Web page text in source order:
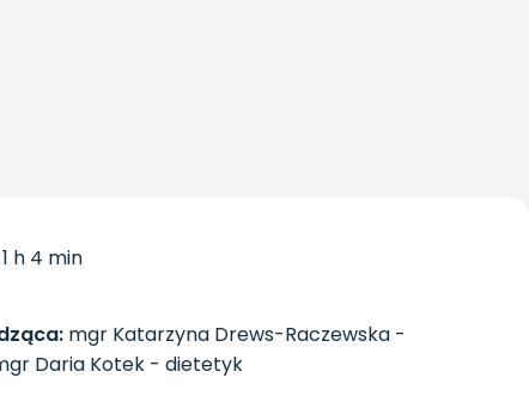
h 4 min
mgr Katarzyna Drews-Raczewska -
Daria Kotek - dietetyk